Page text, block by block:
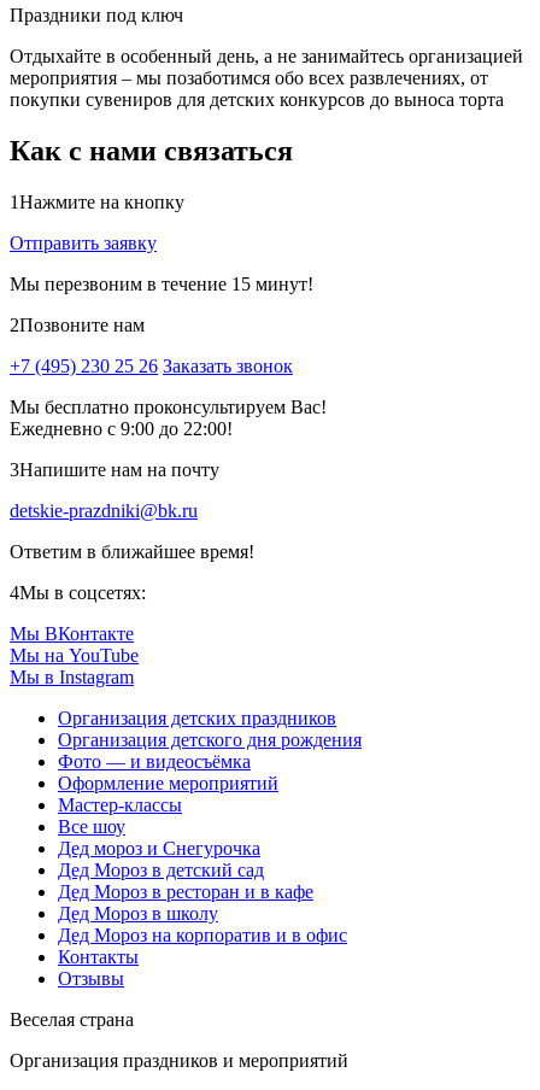
Праздники под ключ
Отдыхайте в особенный день, а не занимайтесь организацией
мероприятия – мы позаботимся обо всех развлечениях, от
покупки сувениров для детских конкурсов до выноса торта
Как с нами связаться
1Нажмите на кнопку
Отправить заявку
Мы перезвоним в течение 15 минут!
2Позвоните нам
+7 (495) 230 25 26 Заказать звонок
Мы бесплатно проконсультируем Вас!
Ежедневно с 9:00 до 22:00!
3Напишите нам на почту
detskie-prazdniki@bk.ru
Ответим в ближайшее время!
4Мы в соцсетях:
Мы ВКонтакте
Мы на YouTube
Мы в Instagram
Организация детских праздников
Организация детского дня рождения
Фото — и видеосъёмка
Оформление мероприятий
Мастер-классы
Все шоу
Дед мороз и Снегурочка
Дед Мороз в детский сад
Дед Мороз в ресторан и в кафе
Дед Мороз в школу
Дед Мороз на корпоратив и в офис
Контакты
Отзывы
Веселая страна
Организация праздников и мероприятий